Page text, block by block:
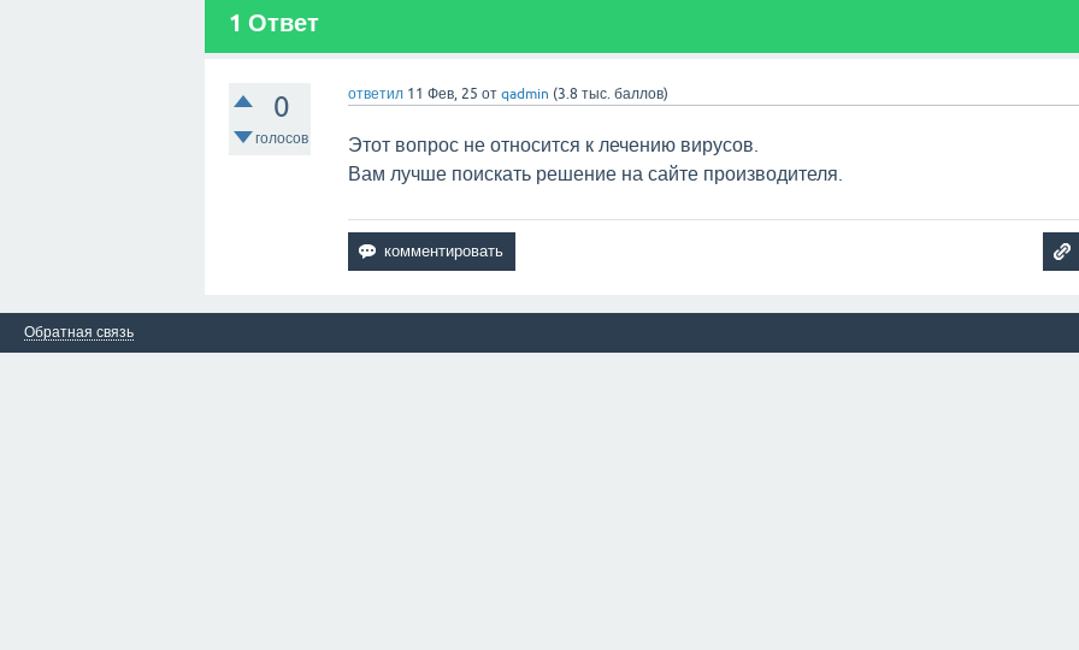
1 Ответ
0
голосов
ответил 11 Фев, 25 отqadmin (3.8 тыс. баллов)
Этот вопрос не относится к лечению вирусов.
Вам лучше поискать решение на сайте производителя.
Обратная связь